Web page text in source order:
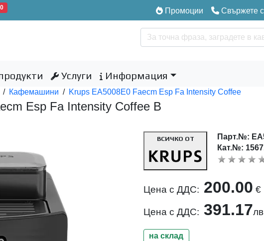
0 Промоции Свържете
Услуги Информация
/ Кафемашини / Krups EA5008E0 Faecm Esp Fa Intensity Coffee
Esp Fa Intensity Coffee B
ВСИЧКО ОТ Парт.№:
Кат.№:
Цена с ДДС: 200.00 €
Цена с ДДС: 391.17
на склад